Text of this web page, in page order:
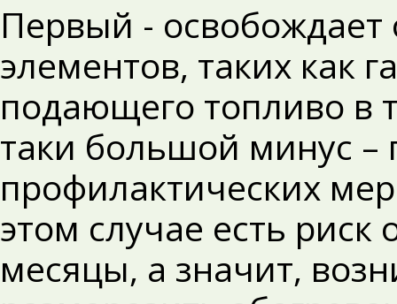
Первый -
элементов, таких как
подающего топливо в
таки большой минус –
профилактических
этом случае есть риск
месяцы, а значит,